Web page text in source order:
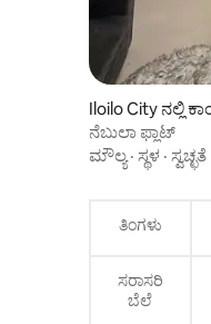
Iloilo City ನಲ್ಲಿ
ನೆಬುಲಾ ಫ್ಲಾಟ್
ಮೌಲ್ಯ· ಸ್ಥಳ · ಸ್ವಚ್ಛತೆ
ತಿಂಗಳು
ಸರಾಸರಿ
ಬೆಲೆ